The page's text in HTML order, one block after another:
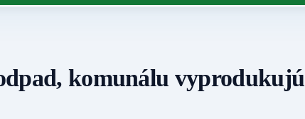
komunálu vyprodukujú